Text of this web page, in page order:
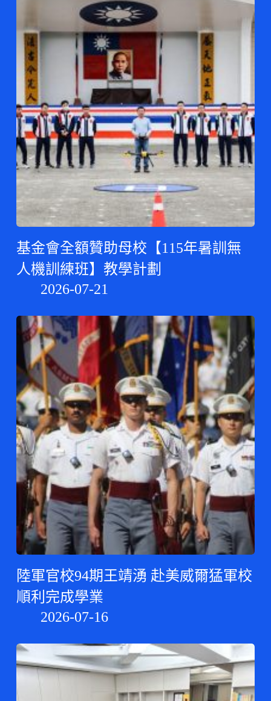
基金會全額贊助母校【115年暑訓無
人機訓練班】教學計劃
2026-07-21
陸軍官校94期王靖湧 赴美威爾猛軍校
順利完成學業
2026-07-16